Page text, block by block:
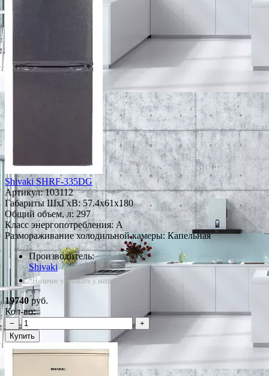
Shivaki SHRF-335DG
Артикул:103112
Габариты ШxГxВ: 57.4x61x180
Общий объем, л: 297
Класс энергопотребления: A
Размораживание холодильной камеры: Капельная
Производитель:
Shivaki
*Наличие уточняйте у менеджера
19740руб.
Кол-во:
−
+
Купить